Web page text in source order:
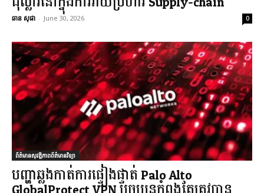
ឆាន សុផា - June 30, 2026 0
ព័ត៌មានសុវត្ថិភាពព័ត៌មានវិទ្យា
បញ្ហាឆ្លងកាត់ការផ្ទៀងផ្ទាត់ Palo Alto